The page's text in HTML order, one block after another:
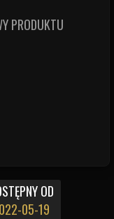
OD
05-19
PRODUKTU